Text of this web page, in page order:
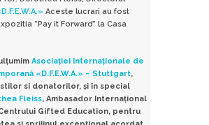
Aceste lucrari au fost
“Pay it Forward” la Casa
Asociaţiei Internaţionale de
«D.F.E.W.A.» – Stuttgart,
si donatorilor, şi în special
Fleiss, Ambasador Internaţional
Gifted Education, pentru